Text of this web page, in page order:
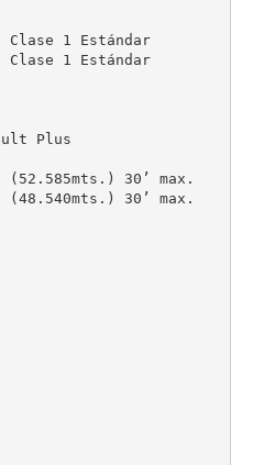
1 Estándar
1 Estándar
Plus
30’ max.
30’ max.